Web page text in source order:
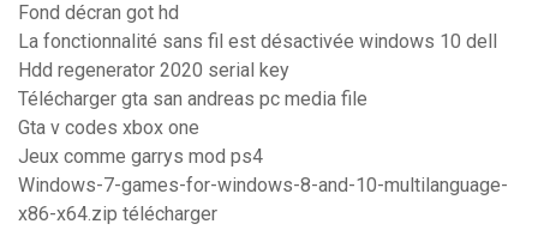
Fond décran got hd
La fonctionnalité sans fil est désactivée windows 10 dell
Hdd regenerator 2020 serial key
Télécharger gta san andreas pc media file
Gta v codes xbox one
Jeux comme garrys mod ps4
Windows-7-games-for-windows-8-and-10-multilanguage-
x86-x64.zip télécharger